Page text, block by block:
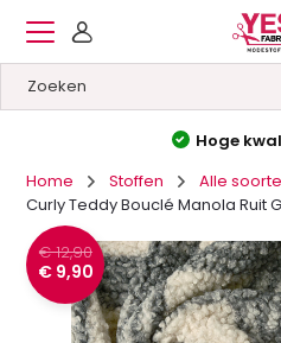
Hoge kwaliteit
Home
Stoffen
Alle
Curly Teddy Bouclé Manola Ruit
€ 12,90
€ 9,90